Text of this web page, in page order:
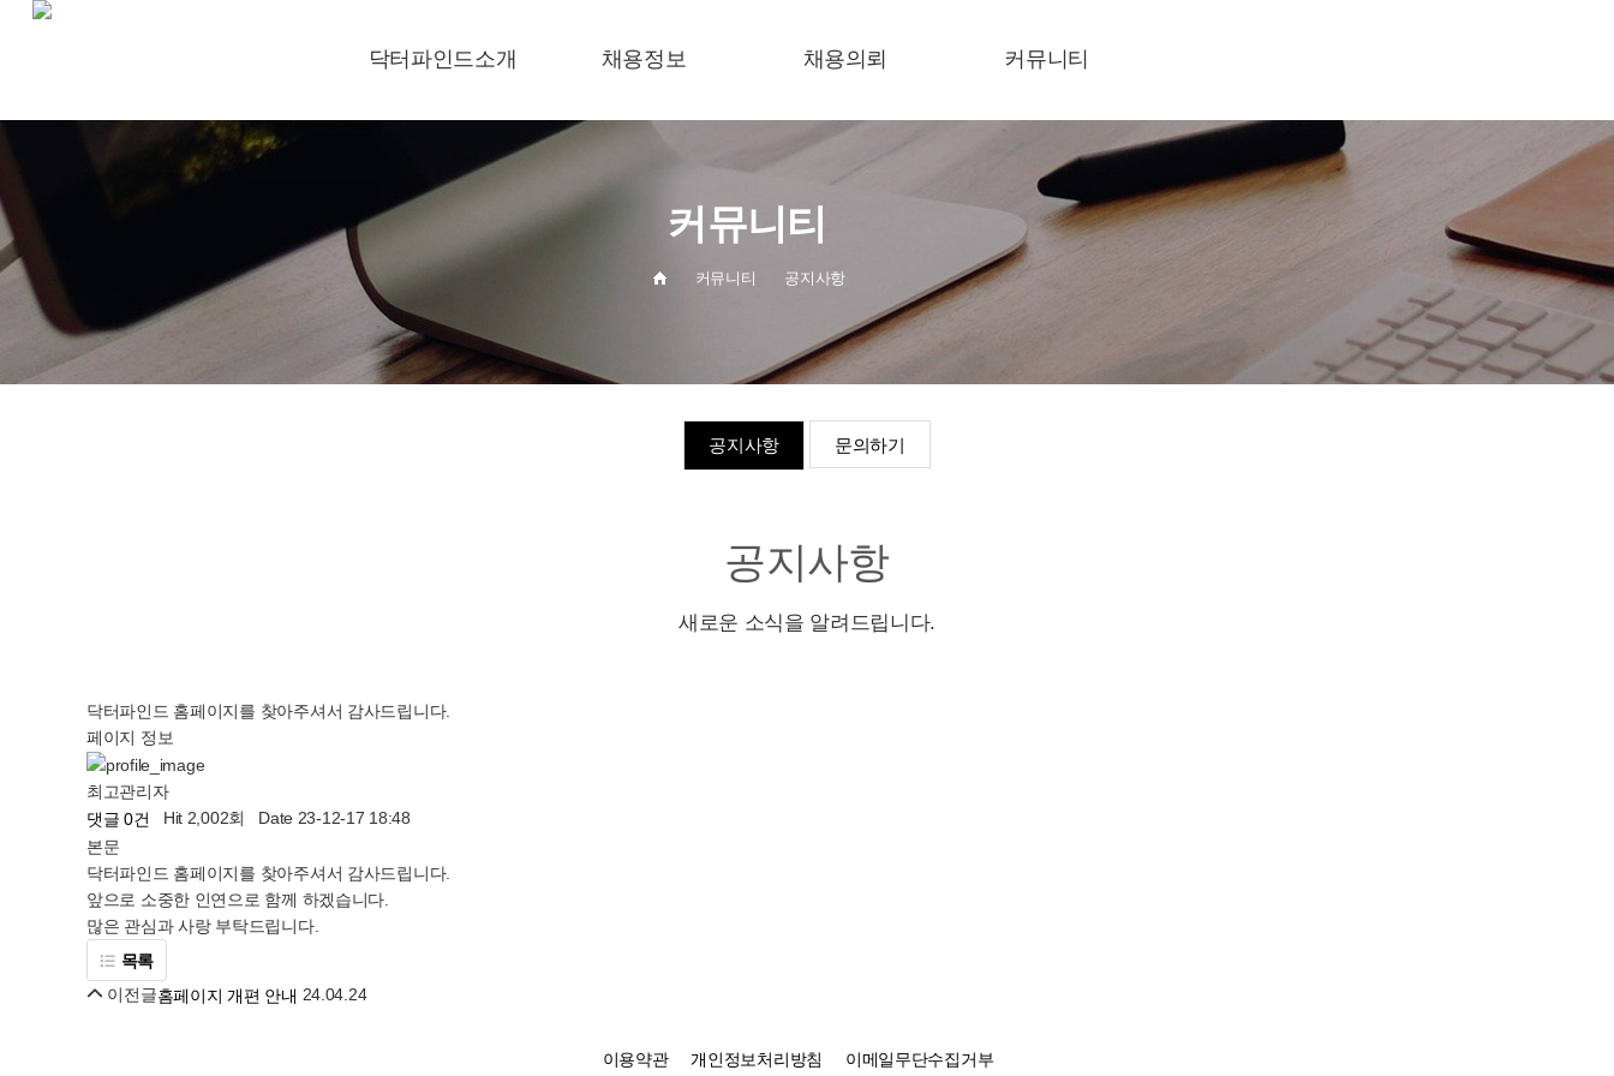
닥터파인드소개
컨설턴트 채용
채용정보 채용의뢰
평판조회 의뢰
구직 의뢰
커뮤니티
공지사항
문의하기
공지사항 문의하기
커뮤니티 공지사항
커뮤니티
공지사항
새로운 소식을 알려드립니다.
닥터파인드 홈페이지를 찾아주셔서 감사드립니다.
페이지 정보
최고관리자
댓글 0건
Hit 2,002회
Date 23-12-17 18:48
본문
닥터파인드 홈페이지를 찾아주셔서 감사드립니다.
앞으로 소중한 인연으로 함께 하겠습니다.
많은 관심과 사랑 부탁드립니다.
목록
이전글홈페이지 개편 안내 24.04.24
이용약관 개인정보처리방침 이메일무단수집거부